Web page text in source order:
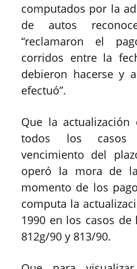
computados por la
de autos
“reclamaron el
corridos entre la
debieron hacerse y
efectuó”.
Que la
todos los
vencimiento del
operó la mora de
momento de los
computa la
1990 en los casos de
812g/90 y 813/90.